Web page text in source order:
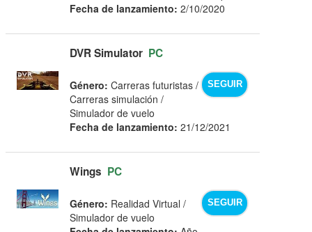
Fecha de lanzamiento: 2/10/2020
DVR Simulator PC
SEGUIR
Género: Carreras futuristas /
Carreras simulación /
Simulador de vuelo
Fecha de lanzamiento: 21/12/2021
Wings PC
SEGUIR
Género: Realidad Virtual /
Simulador de vuelo